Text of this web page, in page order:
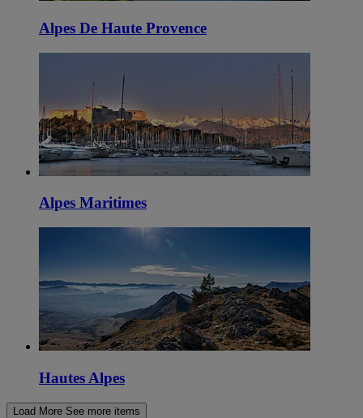
Alpes De Haute Provence
Alpes Maritimes
Hautes Alpes
Load More See more items